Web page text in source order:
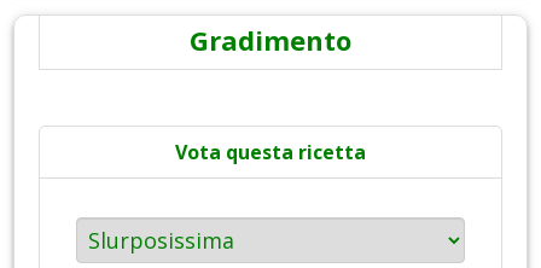
Gradimento
Vota questa ricetta